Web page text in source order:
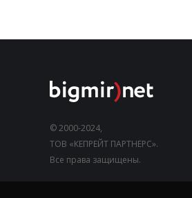
© 2000-2024,
ТОВ «КЕПРЕЙТ ПАРТНЕРС».
Все права защищены.